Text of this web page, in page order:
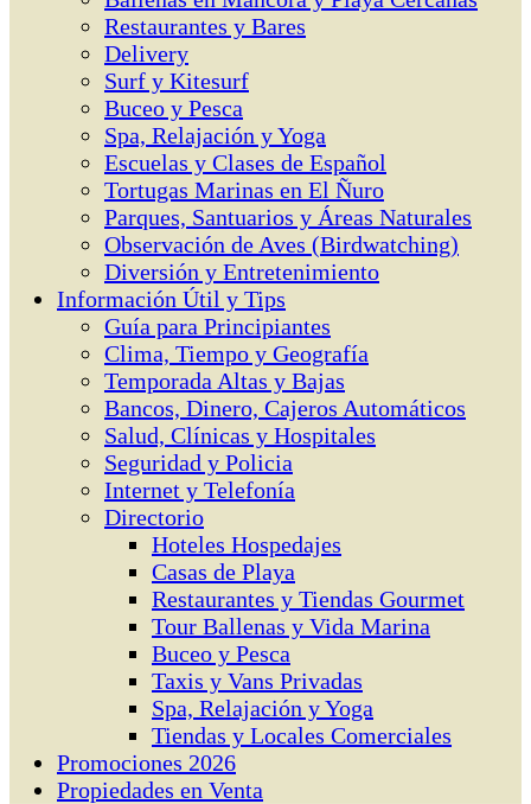
Restaurantes y Bares
Delivery
Surf y Kitesurf
Buceo y Pesca
Spa, Relajación y Yoga
Escuelas y Clases de Español
Tortugas Marinas en El Ñuro
Parques, Santuarios y Áreas Naturales
Observación de Aves (Birdwatching)
Diversión y Entretenimiento
Información Útil y Tips
Guía para Principiantes
Clima, Tiempo y Geografía
Temporada Altas y Bajas
Bancos, Dinero, Cajeros Automáticos
Salud, Clínicas y Hospitales
Seguridad y Policia
Internet y Telefonía
Directorio
Hoteles Hospedajes
Casas de Playa
Restaurantes y Tiendas Gourmet
Tour Ballenas y Vida Marina
Buceo y Pesca
Taxis y Vans Privadas
Spa, Relajación y Yoga
Tiendas y Locales Comerciales
Promociones 2026
Propiedades en Venta